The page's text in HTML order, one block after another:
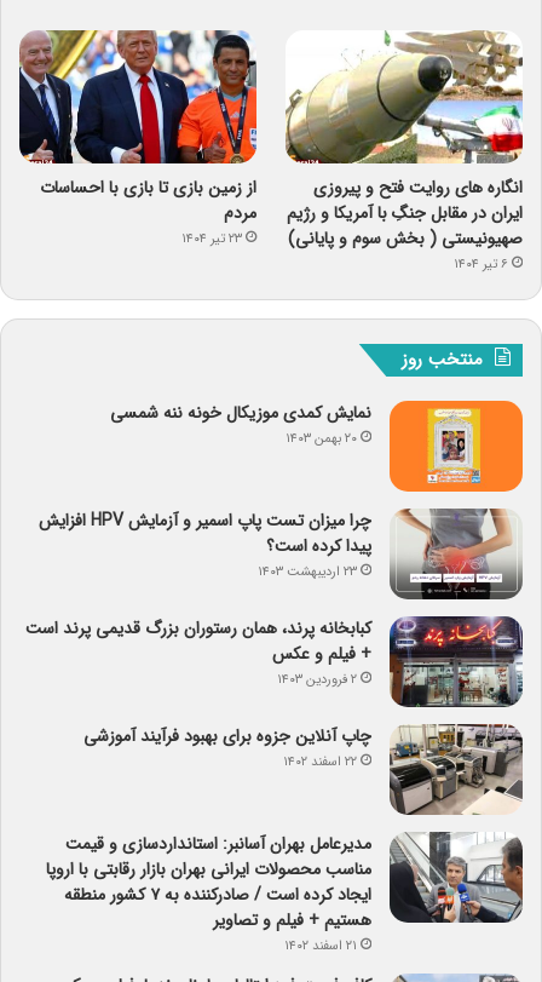
انگاره های روایت فتح و پیروزی
ایران در مقابل جنگِ با آمریکا و رژیم
صهیونیستی ( بخش سوم و پایانی)
۶ تیر ۱۴۰۴
از زمین بازی تا بازی با احساسات
مردم
۲۳ تیر ۱۴۰۴
منتخب روز
نمایش کمدی موزیکال خونه ننه شمسی
۲۰ بهمن ۱۴۰۳
چرا میزان تست پاپ اسمیر و آزمایش HPV افزایش
پیدا کرده است؟
۲۳ اردیبهشت ۱۴۰۳
کبابخانه پرند، همان رستوران بزرگ قدیمی پرند است
+ فیلم و عکس
۲ فروردین ۱۴۰۳
چاپ آنلاین جزوه برای بهبود فرآیند آموزشی
۲۲ اسفند ۱۴۰۲
مدیرعامل بهران آسانبر: استانداردسازی و قیمت
مناسب محصولات ایرانی بهران بازار رقابتی با اروپا
ایجاد کرده است / صادرکننده به ۷ کشور منطقه
هستیم + فیلم و تصاویر
۲۱ اسفند ۱۴۰۲